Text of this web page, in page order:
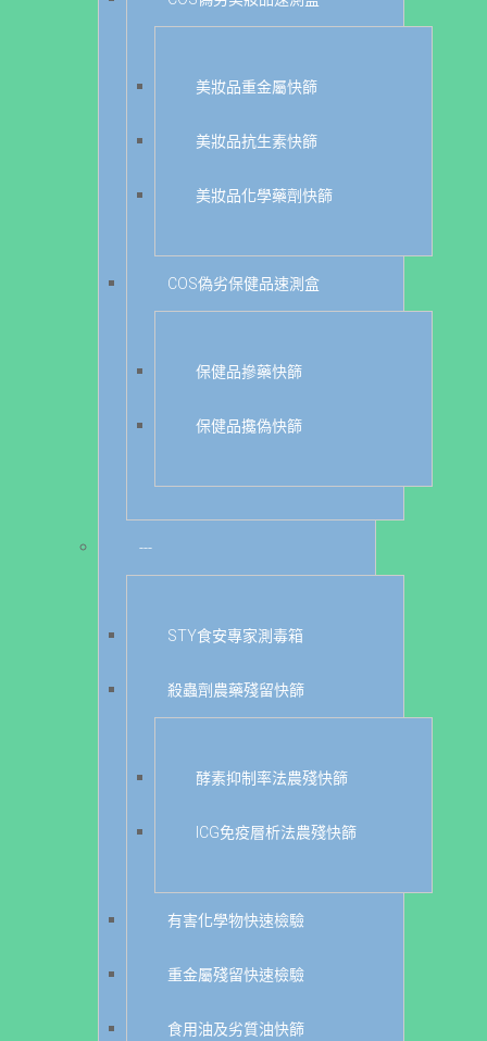
美妝品重金屬快篩
美妝品抗生素快篩
美妝品化學藥劑快篩
COS偽劣保健品速測盒
保健品摻藥快篩
保健品攙偽快篩
---
STY食安專家測毒箱
殺蟲劑農藥殘留快篩
酵素抑制率法農殘快篩
ICG免疫層析法農殘快篩
有害化學物快速檢驗
重金屬殘留快速檢驗
食用油及劣質油快篩